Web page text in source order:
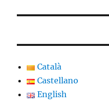
Català
Castellano
English